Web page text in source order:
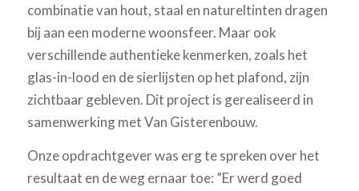
combinatie van hout, staal en natureltinten dragen
bij aan een moderne woonsfeer. Maar ook
verschillende authentieke kenmerken, zoals het
glas-in-lood en de sierlijsten op het plafond, zijn
zichtbaar gebleven. Dit project is gerealiseerd in
samenwerking met Van Gisterenbouw.
Onze opdrachtgever was erg te spreken over het
resultaat en de weg ernaar toe: ”Er werd goed